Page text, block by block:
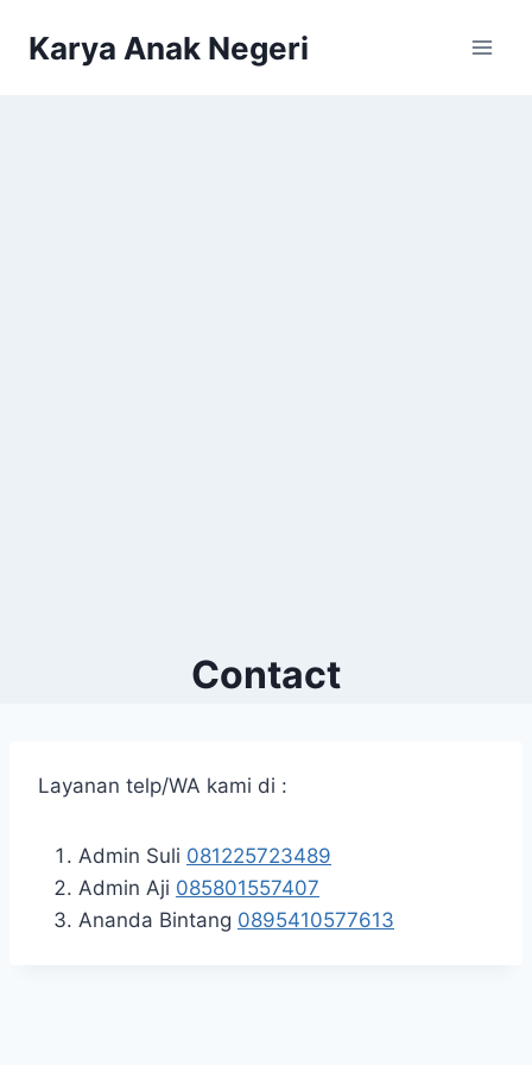
Karya Anak Negeri
Contact
Layanan telp/WA kami di :
Admin Suli 081225723489
Admin Aji 085801557407
Ananda Bintang 0895410577613